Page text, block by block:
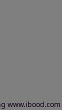
www.ibood.com